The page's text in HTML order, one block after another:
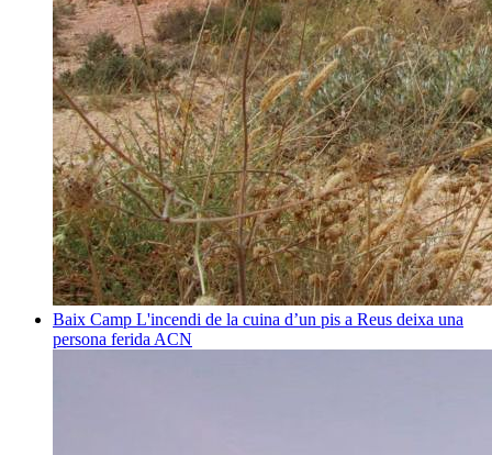
Baix Camp L'incendi de la cuina d’un pis a Reus deixa una
persona ferida ACN